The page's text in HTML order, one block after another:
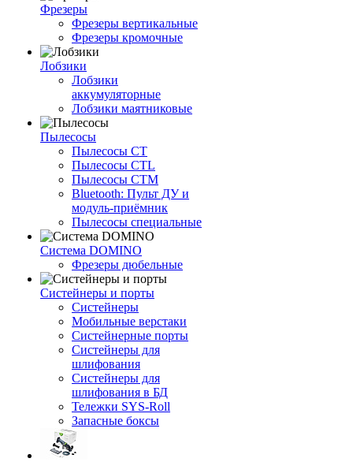
Фрезеры
Фрезеры вертикальные
Фрезеры кромочные
Лобзики
Лобзики
аккумуляторные
Лобзики маятниковые
Пылесосы
Пылесосы CT
Пылесосы CTL
Пылесосы CTM
Bluetooth: Пульт ДУ и
модуль-приёмник
Пылесосы специальные
Система DOMINO
Фрезеры дюбельные
Систейнеры и порты
Систейнеры
Мобильные верстаки
Систейнерные порты
Систейнеры для
шлифования
Систейнеры для
шлифования в БД
Тележки SYS-Roll
Запасные боксы